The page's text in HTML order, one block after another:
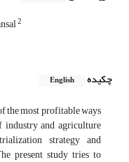
2
چکیده
English
the most profitable ways
industry and agriculture
strategy and
present study tries to